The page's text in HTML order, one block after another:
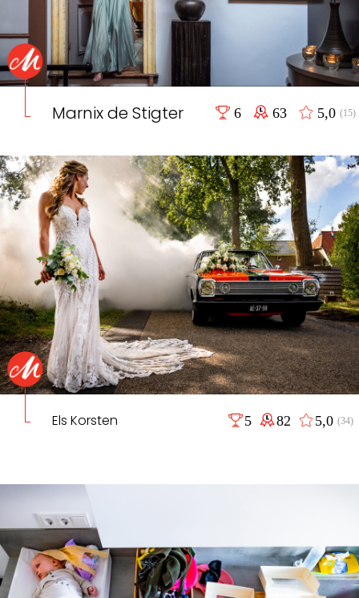
Marnix de Stigter 6 63 5,0(15)
Els Korsten 5 82 5,0(34)